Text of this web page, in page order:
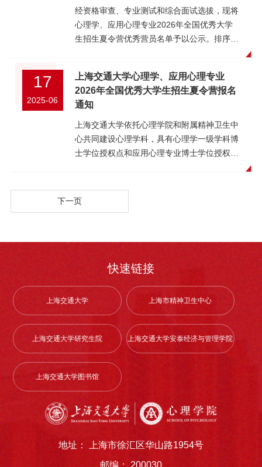
（请务必在报名系统提供有效的电子邮件地
址），如未收到入营通知即未获得入营资格。
四、报名材料以下材料请直接在上海交通大学
（http://ga.sjtu.edu.cn/zsgl/xlygl）进行上
传，不需要邮寄纸质材料或发送电子版材料：
1. 身份证（扫描件）；2. 本人学籍认证报
3. 本科阶段成绩单并加盖教务部门公章，成绩
单上应标明专业排名，或直接提交专业排名证
明（扫描件）；4. 各类外语水平证明（如英
学术水平等奖项）扫描件；6. 本科阶段公开发
表的论文、申请专利；7. 科研项目参与情况；
申请人应承诺填报信息和提交材料的真实性。
五、活动安排活动期间将组织学校参观、学科
及专业方向介绍、师生交流等活动，详情将
在“正式参营资格”审核后邮件告知。六、其他
提示1. 夏令营更多相关内容请密切关注邮件通
知及学院官网。2. 本活动由上海交通大学心理
学院负责解释。3. 联系方式联系电话：021-
62932104联系邮箱：
psy_sjtu@163.com（用于补充材料提交）
4、本学科将根据综合考核结果确定拟录取名
单，报研究生院审核。五、申请材料 申请人
在填写申报系统时除准备身份相关信息证件，
等电子材料外，还需准备以下材料：（1）硕
士在学期间成绩单、所获奖项证书/证明。
（2）外语成绩或水平证明 （要求详见申请条
书（不少于 3000 字）。（4）两封推荐信
（有至少两名所报考学科专业领域内具有副教
授及以上职称，或相当专业技术职称的专家提
交。）。（5）公开发表的学术论文、所获专
利、及其它研究成果的相关证明，如论文首
学研究生招生网上报名系统要求为准，保证提
一律取消考试录取资格。报名无需邮寄纸质申
情况下，综合考核采取笔试与面试相结合、相
关科研计划汇报等形式。综合考核满分300
分，其中含专业测试（满分100分）、综合面
试（满分100分）、导师（组）评价（满分
100分）。2、本学科将结合招生计划数，根
据综合考核总成绩排名由高到低依次录取。总
分未达180分或单科未达60分者不予录取。
个人兴趣与态度测试等。4、综合考核时间另
行通知。七、录取拟录取名单经交大研究生院
公示。拟录取博士生于2026年秋季入学。
位证书和教育部留学服务中心认证报告，否则
取消录取资格。6、录取为全日制博士生的考
生须辞职且全脱产学习，并在入学前将人事档
兴趣，硕士期间成绩优秀、有突出学术成果的
考生。四、申请及选拔程序1、申请人须于
2025年11月05日至12月15日在上海交通大学
名。报名路径：研招网首页-网上报名-博士报
名。报名信息和申请材料在系统内填写上传并
提交。申请人需缴纳报名费每人次250元，网
月15日前在招生网报名系统完成全部申请材料
提交，报名阶段无需邮寄纸质材料。3、本学
合格的申请人参加综合考核。4、本学科组织
师（组）评价。5、本学科根据综合考核确定
拟录取名单，报上海交通大学研究生院审核。
五、申请材料申请人在填写申报系统时除准备
身份相关信息证件，如身份证、研究生在校证
明、本科学历学位证等材料外，还需准备以下
材料：（1）硕士在学期间成绩单、所获奖项
证书/证明。（2）外语成绩或水平证明 （要求
详见申请条件）。（3）拟攻读博士学位的科
学研究计划书（不少于 3000 字）。（4）两
有副教授及以上职称，或相当专业技术职称的
专家提供的推荐信，其中一名推荐人须为考生
硕士导师；所有推荐信须由推荐专家通过系统
年）总评成绩专业排名前30%（C9高校可放
宽至前50%），或在其他方面有突出表现；对
心理学有浓厚的兴趣，愿意从事心理学方面的
校获得教育部推荐免试资格的优秀应届本科毕
业生，以教育部推免系统备案信息为准，未经
推荐高校公示和教育部备案的申请无效。8. 专
业要求：心理学、医学、教育学、生物医学工
程等心理学相关专业。 二、推免招生计划
（一）直博生学位类别专业学科代码招生导师
注：仅通过夏令营和预推免招录。（二）推免
硕士学位类别专业学科代码招生导师招生名额
培养-招生信息：1.《上海交通大学心理学、
应用心理专业2026年全国优秀大学生招生夏
令营优秀营员名单公示》2.《上海交通大学心
理学院 2026年接收推荐免试研究生（直博
生）预推免复试结果》四、申请程序1. 获得推
荐免试资格的考生，请于9月22日9:00开始登
段）信息公开暨管理服务系统”（网址：
https://yz.chsi.com.cn/tm，以下简称“推免系
统”）报名填报志愿，9月23日9:00推免服务系
统开通发送复试通知和复试通知确认功能，9
日14:00开通推免生确认待录取通知功能。通
经资格审查、专业测试和综合面试选拔，现将
心理学、应用心理专业2026年全国优秀大学
生招生夏令营优秀营员名单予以公示。排序学
博2040200心理学刘一郴南方科技大学170直
博3040200心理学蔡亚琦华东师范大学169直
博4040200心理学秦浩洋南方科技大学165直
博5040200心理学汪雨彤浙江大学164直博
6040200心理学郭亚彤西南大学158直博
7040200心理学靳蕊宁西南大学155直博
3040200心理学郭逸芃西南大学166学硕
4040200心理学马博雯华东师范大学164学硕
8040200心理学李晨曦北京大学156学硕
10040200心理学张乃元吉林大学152学硕
11040200心理学曾杨北京师范大学151学硕
13040200心理学孙宗斌河南大学150学硕
14040200心理学张艺菲华中师范大学149学
硕15040200心理学安哲宇西南大学148学硕
1045400应用心理李梓桐华东师范大学165专
硕2045400应用心理陆莹莹华东师范大学164
专硕3045400应用心理陈柏宇华东师范大学
164专硕4045400应用心理李韵怡华南师范大
155专硕6045400应用心理周律浙江大学155
专硕7045400应用心理张瑞华南师范大学155
17
2025-06
上海交通大学心理学、应用心理专业
2026年全国优秀大学生招生夏令营报名
通知
上海交通大学依托心理学院和附属精神卫生中
心共同建设心理学科，具有心理学一级学科博
士学位授权点和应用心理专业博士学位授权
地、设施齐全的基础和应用研究平台，同时积
造彰显交大特色的心理学科，提升其在国内外
的学术声誉和地位。上海交通大学“精神病学
年进入ESI前2‰学科，位列全球第235名，中
国大陆第4名）；2023年U.S.News“精神病学
与心理学”位列全球排名第109名（中国大陆第
2名）；2024年中国软科“心理学”排名第15；
2025年首次跻身QS心理学学科排名前百，位
列71，中国大陆第4位。现今，上海交通大学
心理学科为服务国家战略需求，以解决国家社
心理学科的特色和优势，重点聚焦临床与健康
心理学、脑与认知科学、管理与社会心理学三
下一页
快速链接
上海交通大学 上海市精神卫生中心
上海交通大学研究生院 上海交通大学安泰经济与管理学院
上海交通大学图书馆
地址： 上海市徐汇区华山路1954号